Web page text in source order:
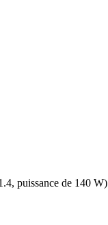
puissance de 140 W)